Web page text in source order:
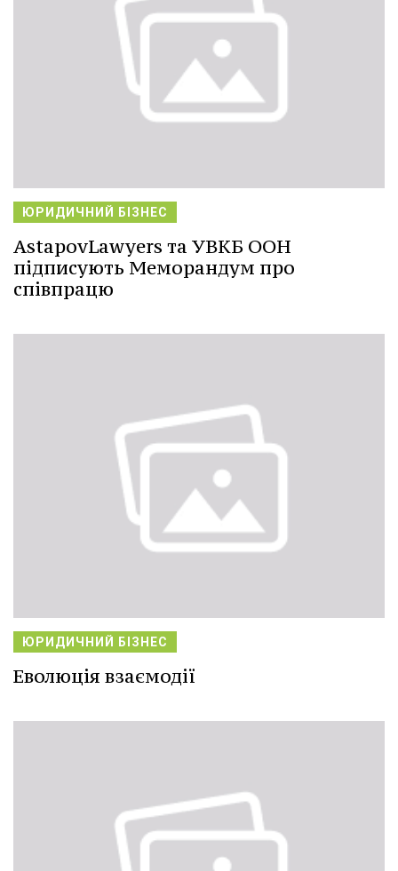
ЮРИДИЧНИЙ БІЗНЕС
AstapovLawyers та УВКБ ООН
підписують Меморандум про
співпрацю
ЮРИДИЧНИЙ БІЗНЕС
Еволюція взаємодії